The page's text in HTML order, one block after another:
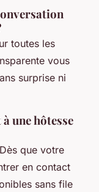
toutes les
vous
surprise ni
une hôtesse
que votre
en contact
sans file